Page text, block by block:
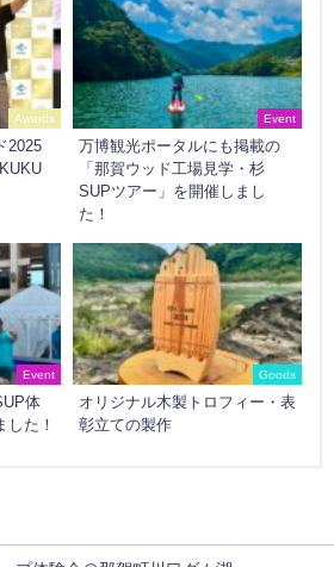
Awards
2025
Event
万博観光ポータルにも掲載の
「那賀ウッド工場見学・杉
SUPツアー」を開催しまし
た！
Event
体
した！
Goods
オリジナル木製トロフィー・表
彰立ての製作